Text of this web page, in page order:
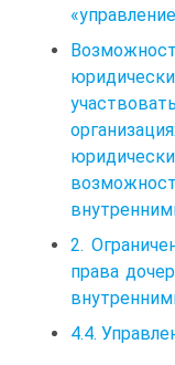
2.
права
4.4.